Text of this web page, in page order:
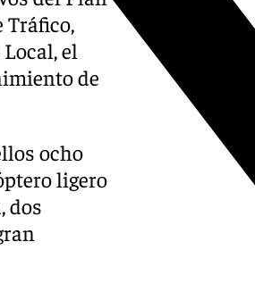
Tráfico,
el
de
ocho
ligero
dos